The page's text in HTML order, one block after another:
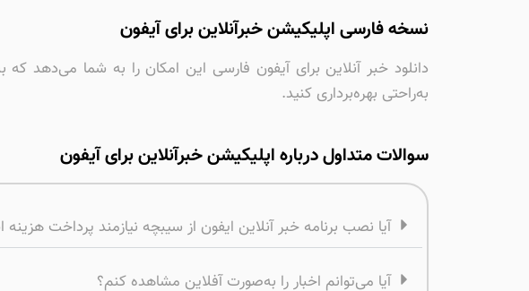
نسخه فارسی اپلیکیشن خبرآنلاین برای آیفون
دانلود خبر آنلاین برای آیفون فارسی این امکان را به شما می‌دهد
به‌راحتی بهره‌برداری کنید.
سوالات متداول درباره اپلیکیشن خبرآنلاین برای آیفون
آیا نصب برنامه خبر آنلاین ایفون از سیبچه نیازمند پرداخت
آیا می‌توانم اخبار را به‌صورت آفلاین مشاهده کنم؟